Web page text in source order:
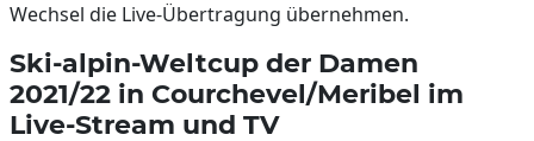
Wechsel die Live-Übertragung übernehmen.
Ski-alpin-Weltcup der Damen
2021/22 in Courchevel/Meribel im
Live-Stream und TV